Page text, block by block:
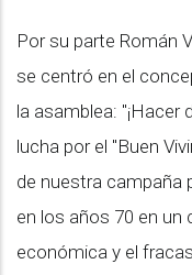
Por su parte Román
se centró en el
la asamblea: "¡Hacer
lucha por el "Buen
de nuestra campaña
en los años 70 en un
económica y el